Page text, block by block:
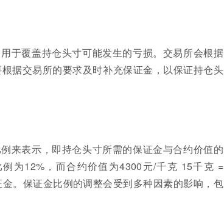
于覆盖持仓头寸可能发生的亏损。交易所会根据
据交易所的要求及时补充保证金，以保证持仓头
来表示，即持仓头寸所需的保证金与合约价值的
为12%，而合约价值为4300元/千克 15千克 =
。保证金比例的调整会受到多种因素的影响，包